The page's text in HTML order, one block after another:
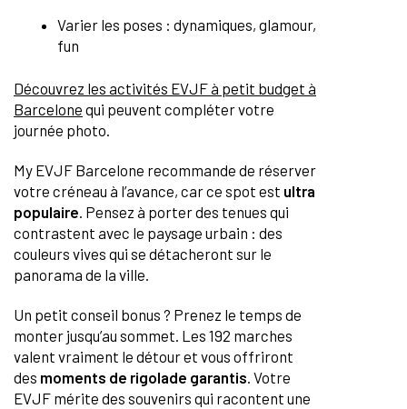
Varier les poses : dynamiques, glamour,
fun
Découvrez les activités EVJF à petit budget à
Barcelone qui peuvent compléter votre
journée photo.
My EVJF Barcelone recommande de réserver
votre créneau à l’avance, car ce spot est ultra
populaire . Pensez à porter des tenues qui
contrastent avec le paysage urbain : des
couleurs vives qui se détacheront sur le
panorama de la ville.
Un petit conseil bonus ? Prenez le temps de
monter jusqu’au sommet. Les 192 marches
valent vraiment le détour et vous offriront
des moments de rigolade garantis. Votre
EVJF mérite des souvenirs qui racontent une